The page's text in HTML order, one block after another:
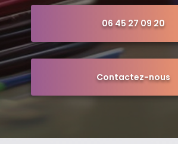
06 45 27 09 20
Contactez-nous